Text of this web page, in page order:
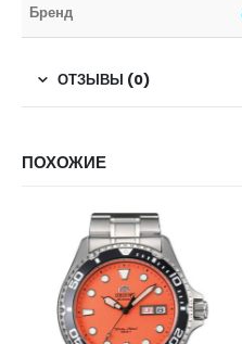
Бренд
ОТЗЫВЫ (0)
ПОХОЖИЕ